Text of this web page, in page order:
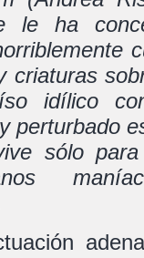
le ha
criaturas
idílico
perturbado
sólo